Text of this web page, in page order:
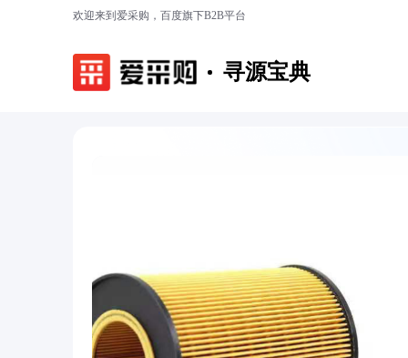
欢迎来到爱采购，百度旗下B2B平台
寻源宝典